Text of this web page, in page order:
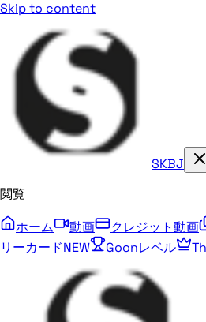
Skip to content
SKBJ
閲覧
ホーム
動画 クレジット動画
リーカードNEW Goonレベル